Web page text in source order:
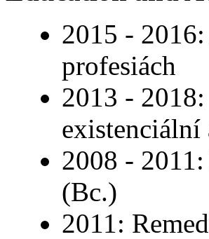
2015 -
profesiách
2013 -
existenciální
2008 -
(Bc.)
2011: